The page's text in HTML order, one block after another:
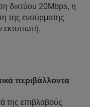
δικτύου 20Mbps, η
της ενσύρματης
εκτυπωτή.
περιβάλλοντα
της επιβλαβούς